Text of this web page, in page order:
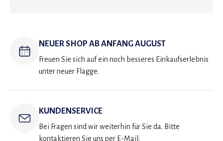
NEUER SHOP AB ANFANG AUGUST
Freuen Sie sich auf ein noch besseres Einkaufserlebnis
unter neuer Flagge.
KUNDENSERVICE
Bei Fragen sind wir weiterhin für Sie da. Bitte
kontaktieren Sie uns per E-Mail: